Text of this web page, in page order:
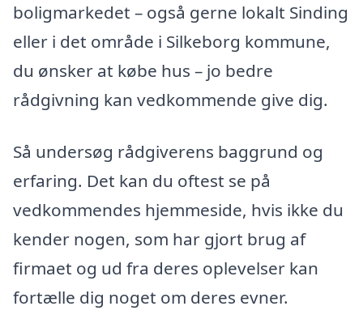
boligmarkedet – også gerne lokalt Sinding
eller i det område i Silkeborg kommune,
du ønsker at købe hus – jo bedre
rådgivning kan vedkommende give dig.
Så undersøg rådgiverens baggrund og
erfaring. Det kan du oftest se på
vedkommendes hjemmeside, hvis ikke du
kender nogen, som har gjort brug af
firmaet og ud fra deres oplevelser kan
fortælle dig noget om deres evner.